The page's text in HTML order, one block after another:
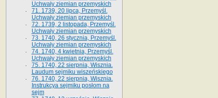
Uchwały ziemian przemyskich
71. 1739, 20 lipca, Przemyśl.
Uchwały ziemian przemyskich
72. 1739, 2 listopada, Przemyśl.
Uchwały ziemian przemyskich
73. 1740, 26 stycznia, Przemyśl.
Uchwały ziemian przemyskich
74. 1740, 4 kwietnia, Przemyśl.
Uchwały ziemian przemyskich
75. 1740, 22 sierpnia, Wisznia.
Laudum sejmiku wiszeńskiego
76. 1740, 22 sierpnia, Wisznia.
Instrukcya sejmiku posłom na
sejm